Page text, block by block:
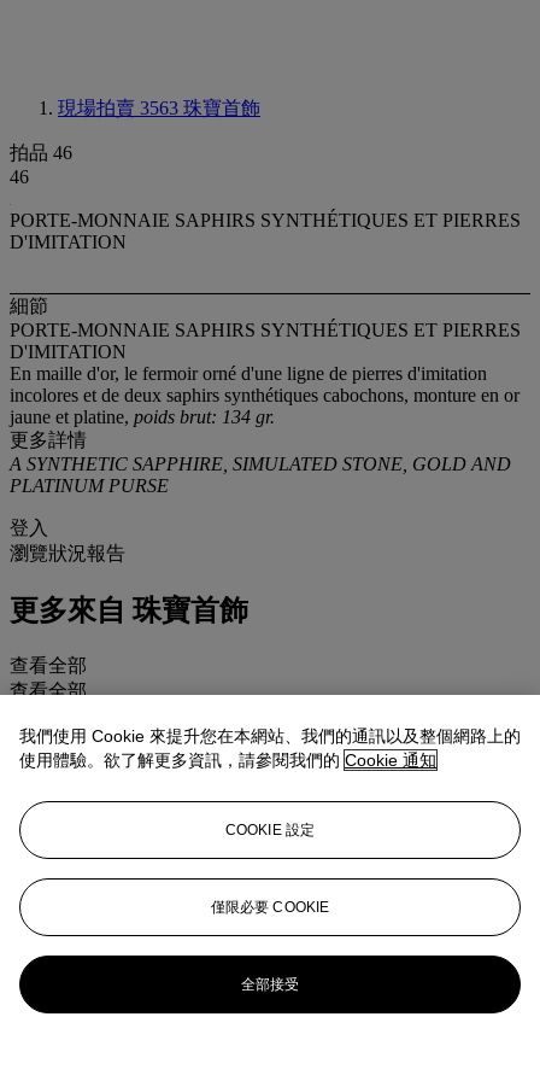
現場拍賣 3563 珠寶首飾
拍品 46
46
PORTE-MONNAIE SAPHIRS SYNTHÉTIQUES ET PIERRES
D'IMITATION
細節
PORTE-MONNAIE SAPHIRS SYNTHÉTIQUES ET PIERRES
D'IMITATION
En maille d'or, le fermoir orné d'une ligne de pierres d'imitation
incolores et de deux saphirs synthétiques cabochons, monture en or
jaune et platine, poids brut: 134 gr.
更多詳情
A SYNTHETIC SAPPHIRE, SIMULATED STONE, GOLD AND
PLATINUM PURSE
登入
瀏覽狀況報告
更多來自 珠寶首飾
查看全部
查看全部
我們使用 Cookie 來提升您在本網站、我們的通訊以及整個網路上的
使用體驗。欲了解更多資訊，請參閱我們的 Cookie 通知
COOKIE 設定
僅限必要 COOKIE
全部接受